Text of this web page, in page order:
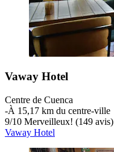
Vaway Hotel
Centre de Cuenca
‐À 15,17 km du centre-ville
9/10 Merveilleux! (149 avis)
Vaway Hotel